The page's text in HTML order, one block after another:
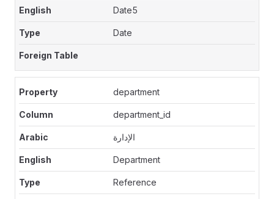
Date5
Date
department
department_id
الإدارة
Department
Reference